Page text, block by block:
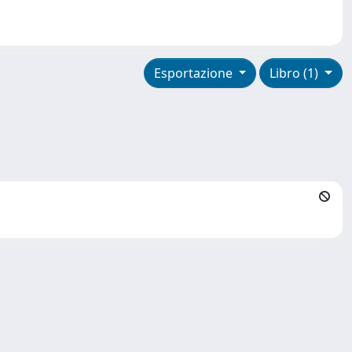
Libro (1)
Esportazione